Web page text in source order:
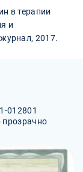
в терапии
и
2017.
012801